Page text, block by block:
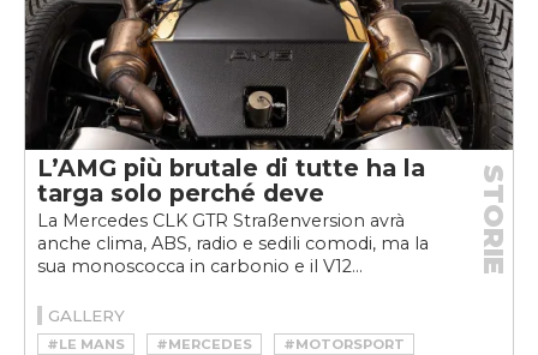
L’AMG più brutale di tutte ha la
targa solo perché deve
La Mercedes CLK GTR Straßenversion avrà
anche clima, ABS, radio e sedili comodi, ma la
sua monoscocca in carbonio e il V12...
STORIE
GALLERY
#LE MANS #MERCEDES #MOTORSPORT